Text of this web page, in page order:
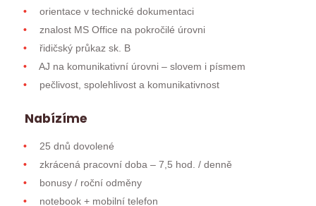
orientace v technické dokumentaci
znalost MS Office na pokročilé úrovni
řidičský průkaz sk. B
AJ na komunikativní úrovni – slovem i písmem
pečlivost, spolehlivost a komunikativnost
Nabízíme
25 dnů dovolené
zkrácená pracovní doba – 7,5 hod. / denně
bonusy / roční odměny
notebook + mobilní telefon